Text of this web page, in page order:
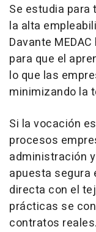
Se estudia para
la alta
Davante
para que el
lo que las
minimizando la
Si la vocación
procesos
administración
apuesta segura
directa con el
prácticas se
contratos reales.